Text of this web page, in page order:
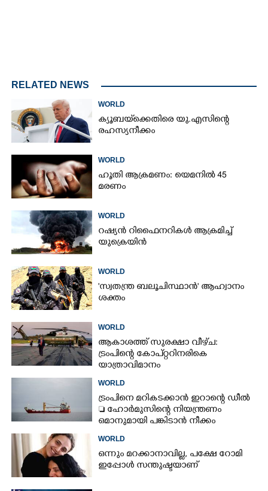
RELATED NEWS
WORLD
ക്യൂബയ്‌ക്കെതിരെ യു.എസിന്റെ
രഹസ്യനീക്കം
WORLD
ഹൂതി ആക്രമണം: യെമനിൽ 45
മരണം
WORLD
റഷ്യൻ റിഫൈനറികൾ ആക്രമിച്ച്
യുക്രെയിൻ
WORLD
'സ്വതന്ത്ര ബലൂചിസ്ഥാൻ' ആഹ്വാനം
ശക്തം
WORLD
ആകാശത്ത് സുരക്ഷാ വീഴ്‌ച:
ട്രംപിന്റെ കോ‌പ്‌റ്ററിനരികെ
യാത്രാവിമാനം
WORLD
ട്രംപിനെ മറികടക്കാൻ ഇറാന്റെ ഡീൽ
 ഹോർമുസിന്റെ നിയന്ത്രണം
ഒമാനുമായി പങ്കിടാൻ നീക്കം
WORLD
ഒന്നും മറക്കാനാവില്ല, പക്ഷേ റോമി
ഇപ്പോൾ സന്തുഷ്ടയാണ്